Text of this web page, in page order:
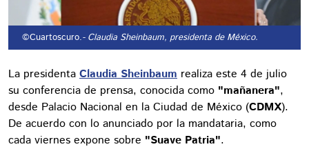
©Cuartoscuro.- Claudia Sheinbaum, presidenta de México.
La presidenta Claudia Sheinbaum realiza este 4 de julio
su conferencia de prensa, conocida como "mañanera",
desde Palacio Nacional en la Ciudad de México (CDMX).
De acuerdo con lo anunciado por la mandataria, como
cada viernes expone sobre "Suave Patria".